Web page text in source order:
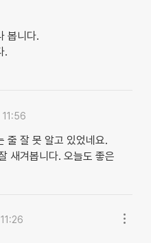
봅니다.
.
줄 잘 못 알고 있었네요.
새겨봅니다. 오늘도 좋은